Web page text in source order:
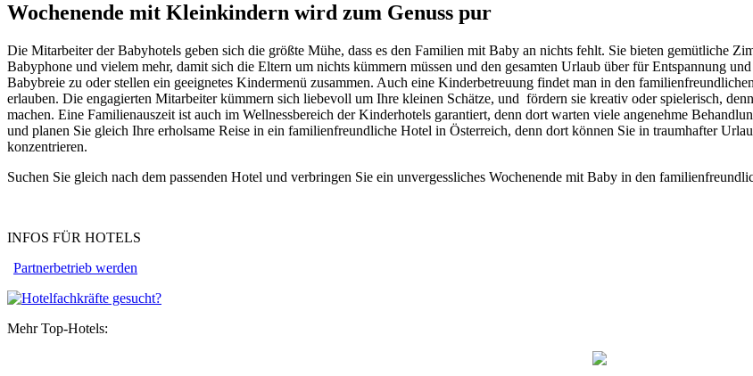
Wochenende mit Kleinkindern wird zum Genuss pur
Die Mitarbeiter der Babyhotels geben sich die größte Mühe, dass es den Familien mit Baby an nichts fehlt. Sie bieten gemütliche
Babyphone und vielem mehr, damit sich die Eltern um nichts kümmern müssen und den gesamten Urlaub über für Entspannung
Babybreie zu oder stellen ein geeignetes Kindermenü zusammen. Auch eine Kinderbetreuung findet man in den
erlauben. Die engagierten Mitarbeiter kümmern sich liebevoll um Ihre kleinen Schätze, und fördern sie kreativ oder spielerisch,
machen. Eine Familienauszeit ist auch im Wellnessbereich der Kinderhotels garantiert, denn dort warten viele angenehme
und planen Sie gleich Ihre erholsame Reise in ein familienfreundliche Hotel in Österreich, denn dort können Sie in traumhafter
konzentrieren.
Suchen Sie gleich nach dem passenden Hotel und verbringen Sie ein unvergessliches Wochenende mit Baby in den
INFOS FÜR HOTELS
Partnerbetrieb werden
Mehr Top-Hotels: